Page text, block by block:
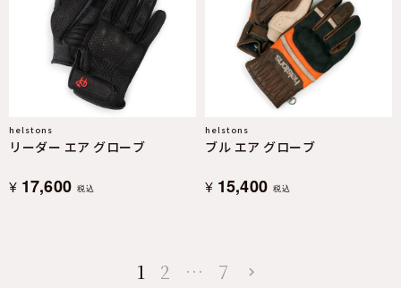
helstons
リーダー エア グローブ
¥ 17,600 税込
helstons
ブル エア グローブ
¥ 15,400 税込
1 2 … 7